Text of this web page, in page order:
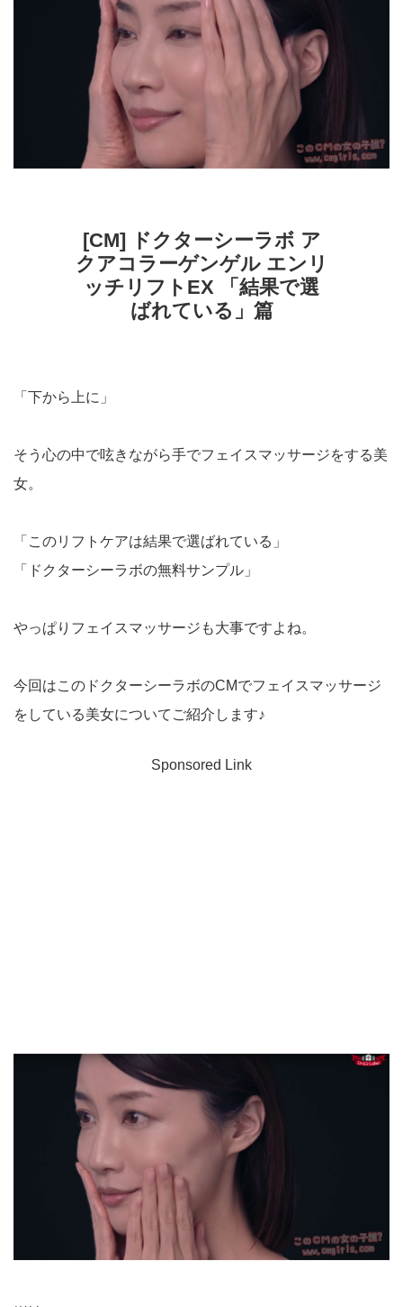
[CM] ドクターシーラボ ア
クアコラーゲンゲル エンリ
ッチリフトEX 「結果で選
ばれている」篇
「下から上に」
そう心の中で呟きながら手でフェイスマッサージをする美
女。
「このリフトケアは結果で選ばれている」
「ドクターシーラボの無料サンプル」
やっぱりフェイスマッサージも大事ですよね。
今回はこのドクターシーラボのCMでフェイスマッサージ
をしている美女についてご紹介します♪
Sponsored Link